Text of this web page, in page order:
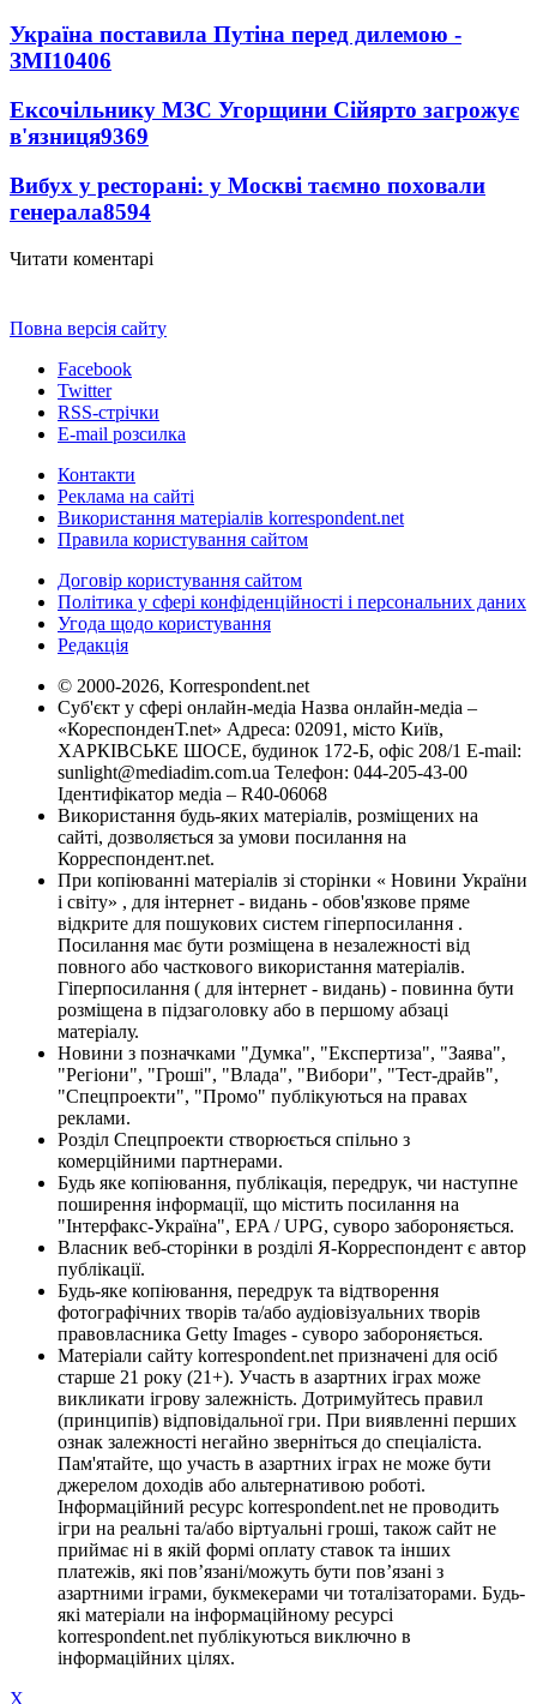
Україна поставила Путіна перед дилемою -
ЗМІ10406
Ексочільнику МЗС Угорщини Сійярто загрожує
в'язниця9369
Вибух у ресторані: у Москві таємно поховали
генерала8594
Читати коментарі
Повна версія сайту
Facebook
Twitter
RSS-стрічки
E-mail розсилка
Контакти
Реклама на сайті
Використання матеріалів korrespondent.net
Правила користування сайтом
Договір користування сайтом
Політика у сфері конфіденційності і персональних даних
Угода щодо користування
Редакція
© 2000-2026, Korrespondent.net
Суб'єкт у сфері онлайн-медіа Назва онлайн-медіа –
«КореспонденТ.net» Адреса: 02091, місто Київ,
ХАРКІВСЬКЕ ШОСЕ, будинок 172-Б, офіс 208/1 E-mail:
sunlight@mediadim.com.ua Телефон: 044-205-43-00
Ідентифікатор медіа – R40-06068
Використання будь-яких матеріалів, розміщених на
сайті, дозволяється за умови посилання на
Корреспондент.net.
При копіюванні матеріалів зі сторінки « Новини України
і світу» , для інтернет - видань - обов'язкове пряме
відкрите для пошукових систем гіперпосилання .
Посилання має бути розміщена в незалежності від
повного або часткового використання матеріалів.
Гіперпосилання ( для інтернет - видань) - повинна бути
розміщена в підзаголовку або в першому абзаці
матеріалу.
Новини з позначками "Думка", "Експертиза", "Заява",
"Регіони", "Гроші", "Влада", "Вибори", "Тест-драйв",
"Спецпроекти", "Промо" публікуються на правах
реклами.
Розділ Спецпроекти створюється спільно з
комерційними партнерами.
Будь яке копіювання, публікація, передрук, чи наступне
поширення інформації, що містить посилання на
"Інтерфакс-Україна", EPA / UPG, суворо забороняється.
Власник веб-сторінки в розділі Я-Корреспондент є автор
публікації.
Будь-яке копіювання, передрук та відтворення
фотографічних творів та/або аудіовізуальних творів
правовласника Getty Images - суворо забороняється.
Матеріали сайту korrespondent.net призначені для осіб
старше 21 року (21+). Участь в азартних іграх може
викликати ігрову залежність. Дотримуйтесь правил
(принципів) відповідальної гри. При виявленні перших
ознак залежності негайно зверніться до спеціаліста.
Пам'ятайте, що участь в азартних іграх не може бути
джерелом доходів або альтернативою роботі.
Інформаційний ресурс korrespondent.net не проводить
ігри на реальні та/або віртуальні гроші, також сайт не
приймає ні в якій формі оплату ставок та інших
платежів, які пов’язані/можуть бути пов’язані з
азартними іграми, букмекерами чи тоталізаторами. Будь-
які матеріали на інформаційному ресурсі
korrespondent.net публікуються виключно в
інформаційних цілях.
X